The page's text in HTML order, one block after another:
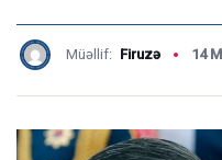
Müəllif: Firuzə 14